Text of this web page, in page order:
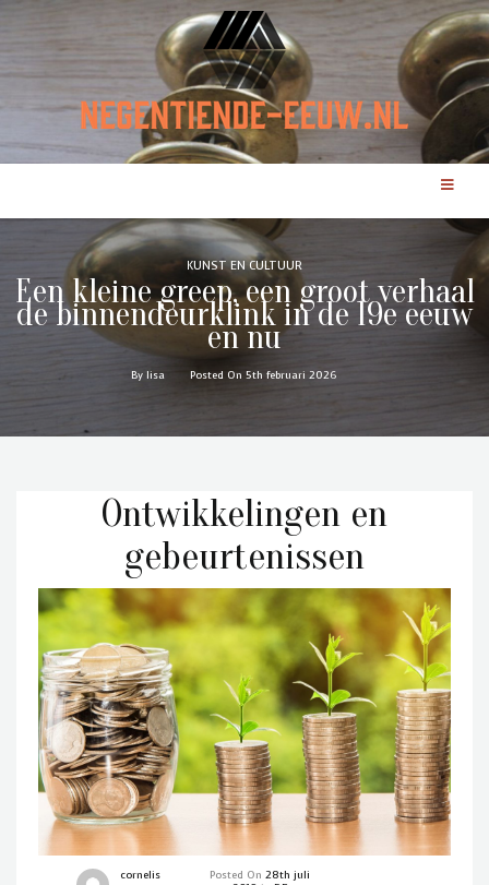
KUNST EN CULTUUR
Een kleine greep, een groot verhaal
de binnendeurklink in de 19e eeuw
en nu
By lisa Posted On 5th februari 2026
Ontwikkelingen en
gebeurtenissen
cornelis Posted On28th juli